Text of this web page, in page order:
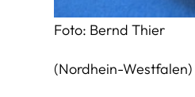
Foto: Bernd Thier
(Nordhein-Westfalen)